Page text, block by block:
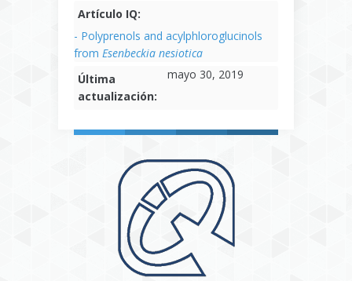
Artículo IQ:
- Polyprenols and acylphloroglucinols
from Esenbeckia nesiotica
Última
actualización:
mayo 30, 2019